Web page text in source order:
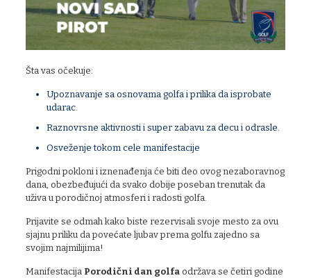
Šta vas očekuje:
Upoznavanje sa osnovama golfa i prilika da isprobate
udarac.
Raznovrsne aktivnosti i super zabavu za decu i odrasle.
Osveženje tokom cele manifestacije
Prigodni pokloni i iznenađenja će biti deo ovog nezaboravnog
dana, obezbeđujući da svako dobije poseban trenutak da
uživa u porodičnoj atmosferi i radosti golfa.
Prijavite se odmah kako biste rezervisali svoje mesto za ovu
sjajnu priliku da povećate ljubav prema golfu zajedno sa
svojim najmilijima!
Manifestacija Porodični dan golfaodržava se četiri godine